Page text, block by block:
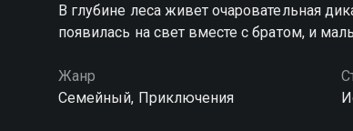
В глубине леса живет очаровательная
появилась на свет вместе с братом, и
Жанр
Cемейный, Приключения